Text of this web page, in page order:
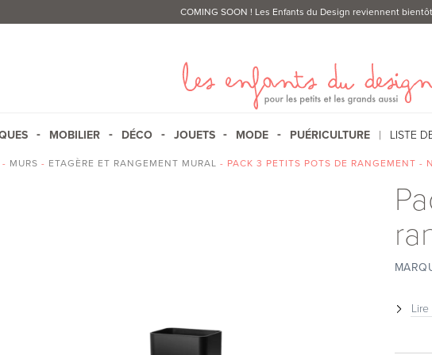
COMING SOON ! Les Enfants du Design reviennent
MOBILIER DÉCO JOUETS MODE PUÉRICULTURE LISTE
- MURS - ETAGÈRE ET RANGEMENT MURAL - PACK 3 PETITS POTS DE RANGEMENT -